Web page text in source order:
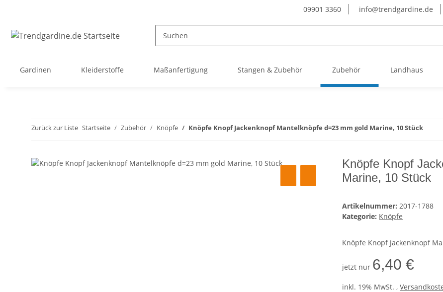
09901 3360 info@trendgardine.de
Gardinen Kleiderstoffe Maßanfertigung Stangen & Zubehör Zubehör Landhaus
Zurück zur Liste Startseite Zubehör Knöpfe Knöpfe Knopf Jackenknopf Mantelknöpfe d=23 mm gold Marine, 10 Stück
Knöpfe Knopf
Marine, 10 Stück
Artikelnummer: 2017-1788
Kategorie: Knöpfe
Knöpfe Knopf Jackenknopf
jetzt nur 6,40 €
inkl. 19% MwSt. ,